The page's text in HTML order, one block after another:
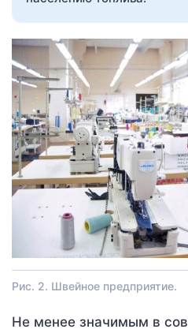
Рис. 2. Швейное предприятие.
Не менее значимым в